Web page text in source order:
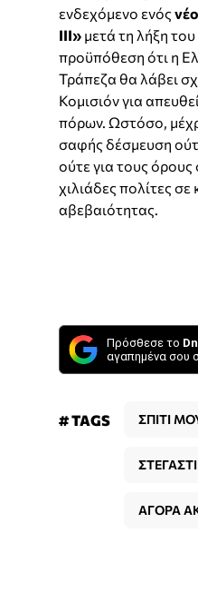
ενδεχόμενο ενός
ΙΙΙ» μετά τη λήξη
προϋπόθεση ότι η
Τράπεζα θα λάβει
Κομισιόν για
πόρων. Ωστόσο,
σαφής δέσμευση
ούτε για τους
χιλιάδες πολίτες
αβεβαιότητας.
Πρόσθεσε το
αγαπημένα σου
# TAGS ΣΠΙΤΙ
ΑΓΟΡΑ